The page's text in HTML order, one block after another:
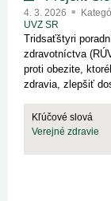
4. 3. 2026
UVZ SR
Tridsaťštyri
zdravotníctva
proti obezite,
zdravia, zlepšiť
Kľúčové slová
Verejné zdravie